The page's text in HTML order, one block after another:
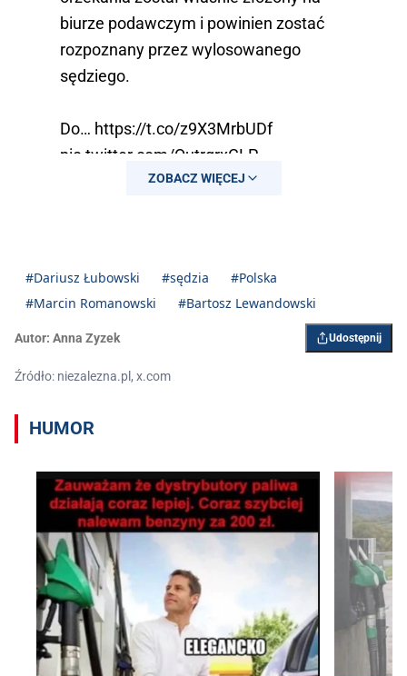
biurze podawczym i powinien zostać
rozpoznany przez wylosowanego
sędziego.
Do… https://t.co/z9X3MrbUDf
pic.twitter.com/QutrgrxCLP
ZOBACZ WIĘCEJ
#Dariusz Łubowski #sędzia
#Polska
#Marcin Romanowski
#Bartosz Lewandowski
Autor: Anna Zyzek Udostępnij
Źródło: niezalezna.pl, x.com
HUMOR